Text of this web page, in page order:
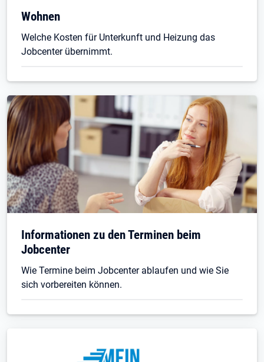
Wohnen
Welche Kosten für Unterkunft und Heizung das
Jobcenter übernimmt.
Informationen zu den Terminen beim
Jobcenter
Wie Termine beim Jobcenter ablaufen und wie Sie
sich vorbereiten können.